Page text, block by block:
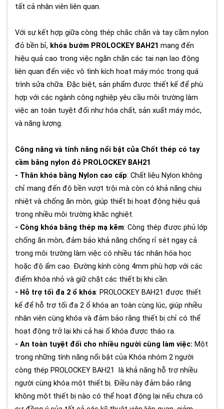
tất cả nhân viên liên quan.
Với sự kết hợp giữa còng thép chắc chắn và tay cầm nylon
đỏ bền bỉ, khóa bướm PROLOCKEY BAH21 mang đến
hiệu quả cao trong việc ngăn chặn các tai nạn lao động
liên quan đến việc vô tình kích hoạt máy móc trong quá
trình sửa chữa. Đặc biệt, sản phẩm được thiết kế để phù
hợp với các ngành công nghiệp yêu cầu môi trường làm
việc an toàn tuyệt đối như hóa chất, sản xuất máy móc,
và năng lượng.
Công năng và tính năng nổi bật của Chốt thép có tay
cầm bằng nylon đỏ PROLOCKEY BAH21
- Thân khóa bằng Nylon cao cấp: Chất liệu Nylon không
chỉ mang đến độ bền vượt trội mà còn có khả năng chịu
nhiệt và chống ăn mòn, giúp thiết bị hoạt động hiệu quả
trong nhiều môi trường khắc nghiệt.
- Còng khóa bằng thép mạ kẽm: Còng thép được phủ lớp
chống ăn mòn, đảm bảo khả năng chống rỉ sét ngay cả
trong môi trường làm việc có nhiều tác nhân hóa học
hoặc độ ẩm cao. Đường kính còng 4mm phù hợp với các
điểm khóa nhỏ và giữ chặt các thiết bị khi cần.
- Hỗ trợ tối đa 2 ổ khóa: PROLOCKEY BAH21 được thiết
kế để hỗ trợ tối đa 2 ổ khóa an toàn cùng lúc, giúp nhiều
nhân viên cùng khóa và đảm bảo rằng thiết bị chỉ có thể
hoạt động trở lại khi cả hai ổ khóa được tháo ra.
- An toàn tuyệt đối cho nhiều người cùng làm việc: Một
trong những tính năng nổi bật của Khóa nhóm 2 người
còng thép PROLOCKEY BAH21 là khả năng hỗ trợ nhiều
người cùng khóa một thiết bị. Điều này đảm bảo rằng
không một thiết bị nào có thể hoạt động lại nếu chưa có